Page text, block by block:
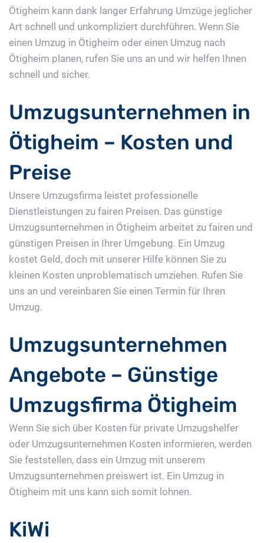
Ötigheim kann dank langer Erfahrung Umzüge jeglicher
Art schnell und unkompliziert durchführen. Wenn Sie
einen Umzug in Ötigheim oder einen Umzug nach
Ötigheim planen, rufen Sie uns an und wir helfen Ihnen
schnell und sicher.
Umzugsunternehmen in
Ötigheim – Kosten und
Preise
Unsere Umzugsfirma leistet professionelle
Dienstleistungen zu fairen Preisen. Das günstige
Umzugsunternehmen in Ötigheim arbeitet zu fairen und
günstigen Preisen in Ihrer Umgebung. Ein Umzug
kostet Geld, doch mit unserer Hilfe können Sie zu
kleinen Kosten unproblematisch umziehen. Rufen Sie
uns an und vereinbaren Sie einen Termin für Ihren
Umzug.
Umzugsunternehmen
Angebote – Günstige
Umzugsfirma Ötigheim
Wenn Sie sich über Kosten für private Umzugshelfer
oder Umzugsunternehmen Kosten informieren, werden
Sie feststellen, dass ein Umzug mit unserem
Umzugsunternehmen preiswert ist. Ein Umzug in
Ötigheim mit uns kann sich somit lohnen.
KiWi